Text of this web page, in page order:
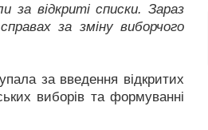
за відкриті списки. Зараз
за зміну виборчого
за введення відкритих
виборів та формуванні